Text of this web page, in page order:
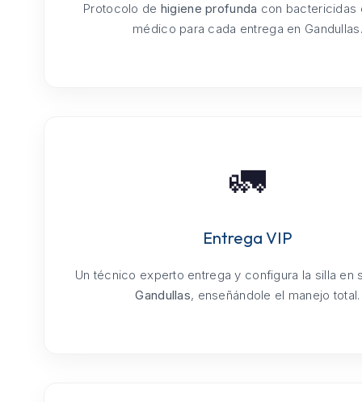
Protocolo de higiene profunda con bactericidas
médico para cada entrega en Gandullas.
🚛
Entrega VIP
Un técnico experto entrega y configura la silla en
Gandullas, enseñándole el manejo total.